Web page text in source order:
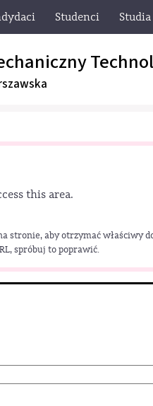
Studenci Studia
this area.
stronie, aby otrzymać właściwy
spróbuj to poprawić.